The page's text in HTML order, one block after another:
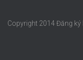
Copyright 2014 Đăng